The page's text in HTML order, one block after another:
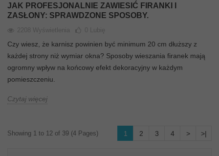
JAK PROFESJONALNIE ZAWIESIĆ FIRANKI I
ZASŁONY: SPRAWDZONE SPOSOBY.
2208 Wyświetlenia 0 Lubię
Czy wiesz, że karnisz powinien być minimum 20 cm dłuższy z
każdej strony niż wymiar okna? Sposoby wieszania firanek mają
ogromny wpływ na końcowy efekt dekoracyjny w każdym
pomieszczeniu.
Czytaj więcej
1 2 3 4 > >|
Showing 1 to 12 of 39 (4 Pages)